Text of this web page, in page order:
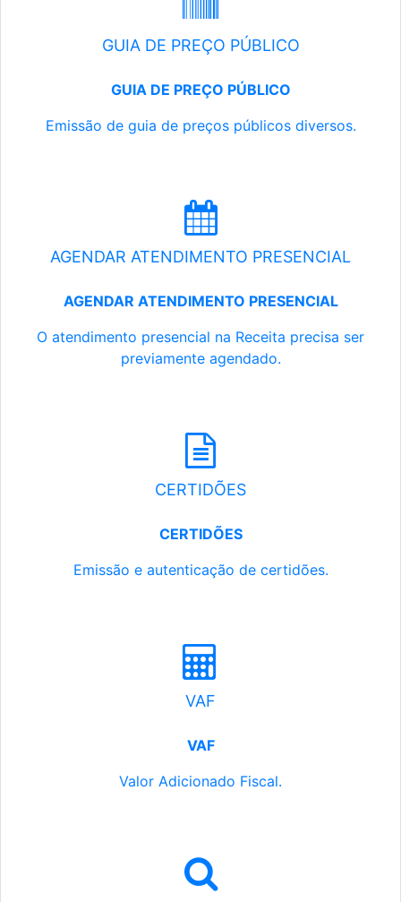
GUIA DE PREÇO PÚBLICO
GUIA DE PREÇO PÚBLICO
Emissão de guia de preços públicos diversos.
AGENDAR ATENDIMENTO PRESENCIAL
AGENDAR ATENDIMENTO PRESENCIAL
O atendimento presencial na Receita precisa ser
previamente agendado.
CERTIDÕES
CERTIDÕES
Emissão e autenticação de certidões.
VAF
VAF
Valor Adicionado Fiscal.